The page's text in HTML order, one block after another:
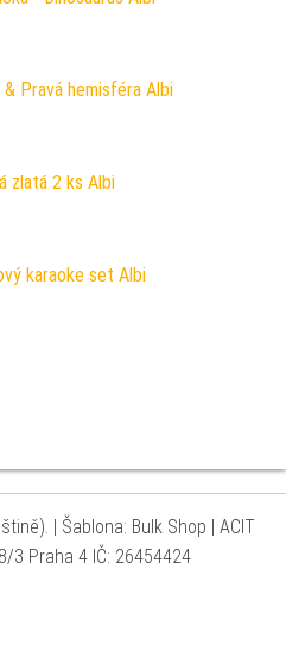
byla: 299 Kč.
Pravá hemisféra Albi
byla: 199 Kč.
zlatá 2 ks Albi
byla: 49 Kč.
karaoke set Albi
byla: 599 Kč.
| Šablona: Bulk Shop | ACIT
3 Praha 4 IČ: 26454424